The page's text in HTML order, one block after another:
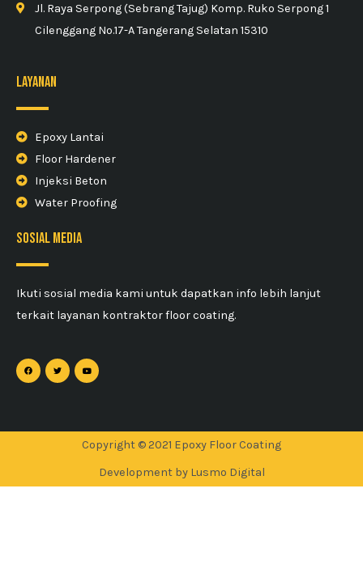
Jl. Raya Serpong (Sebrang Tajug) Komp. Ruko Serpong 1
Cilenggang No.17-A Tangerang Selatan 15310
Layanan
Epoxy Lantai
Floor Hardener
Injeksi Beton
Water Proofing
sosial media
Ikuti sosial media kami untuk dapatkan info lebih lanjut
terkait layanan kontraktor floor coating.
Copyright © 2021 Epoxy Floor Coating
Development by Lusmo Digital